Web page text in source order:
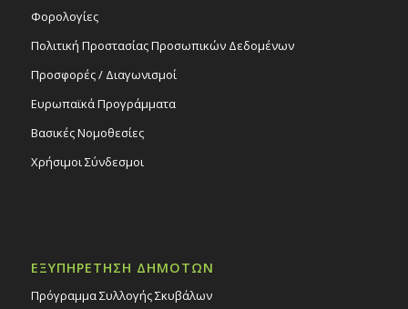
Φορολογίες
Πολιτική Προστασίας Προσωπικών Δεδομένων
Προσφορές / Διαγωνισμοί
Ευρωπαϊκά Προγράμματα
Βασικές Νομοθεσίες
Χρήσιμοι Σύνδεσμοι
ΕΞΥΠΗΡΕΤΗΣΗ ΔΗΜΟΤΩΝ
Πρόγραμμα Συλλογής Σκυβάλων